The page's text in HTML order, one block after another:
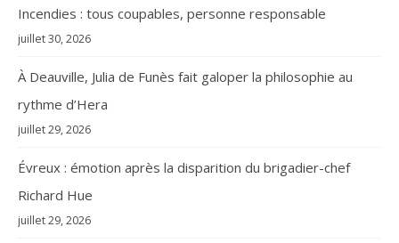
Incendies : tous coupables, personne responsable
juillet 30, 2026
À Deauville, Julia de Funès fait galoper la philosophie au
rythme d’Hera
juillet 29, 2026
Évreux : émotion après la disparition du brigadier-chef
Richard Hue
juillet 29, 2026